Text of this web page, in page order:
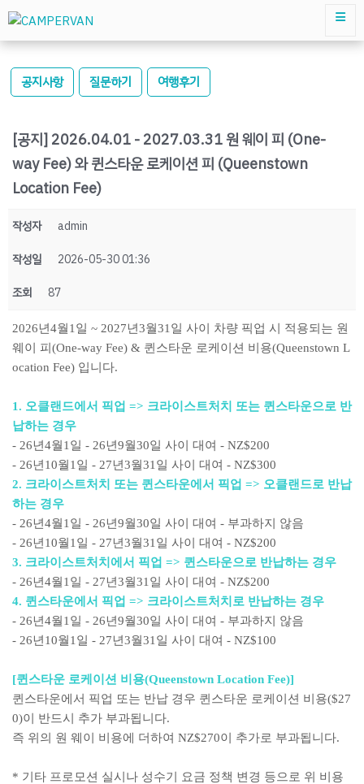
공지사항 질문하기 여행후기
[공지] 2026.04.01 - 2027.03.31 원 웨이 피 (One-
way Fee) 와 퀸스타운 로케이션 피 (Queenstown
Location Fee)
작성자
admin
작성일
2026-05-30 01:36
조회
87
2026년4월1일 ~ 2027년3월31일 사이 차량 픽업 시 적용되는 원
웨이 피(One-way Fee) & 퀸스타운 로케이션 비용(Queenstown L
ocation Fee) 입니다.
1. 오클랜드에서 픽업 => 크라이스트처치 또는 퀸스타운으로 반
납하는 경우
- 26년4월1일 - 26년9월30일 사이 대여 - NZ$200
- 26년10월1일 - 27년3월31일 사이 대여 - NZ$300
2. 크라이스트처치 또는 퀸스타운에서 픽업 => 오클랜드로 반납
하는 경우
- 26년4월1일 - 26년9월30일 사이 대여 - 부과하지 않음
- 26년10월1일 - 27년3월31일 사이 대여 - NZ$200
3. 크라이스트처치에서 픽업 => 퀸스타운으로 반납하는 경우
- 26년4월1일 - 27년3월31일 사이 대여 - NZ$200
4. 퀸스타운에서 픽업 => 크라이스트처치로 반납하는 경우
- 26년4월1일 - 26년9월30일 사이 대여 - 부과하지 않음
- 26년10월1일 - 27년3월31일 사이 대여 - NZ$100
[퀸스타운 로케이션 비용(Queenstown Location Fee)]
퀸스타운에서 픽업 또는 반납 경우 퀸스타운 로케이션 비용($27
0)이 반드시 추가 부과됩니다.
즉 위의 원 웨이 비용에 더하여 NZ$270이 추가로 부과됩니다.
* 기타 프로모션 실시나 성수기 요금 정책 변경 등으로 위 비용